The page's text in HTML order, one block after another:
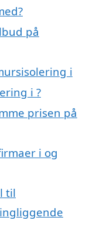
på
i
i ?
prisen på
i og
til